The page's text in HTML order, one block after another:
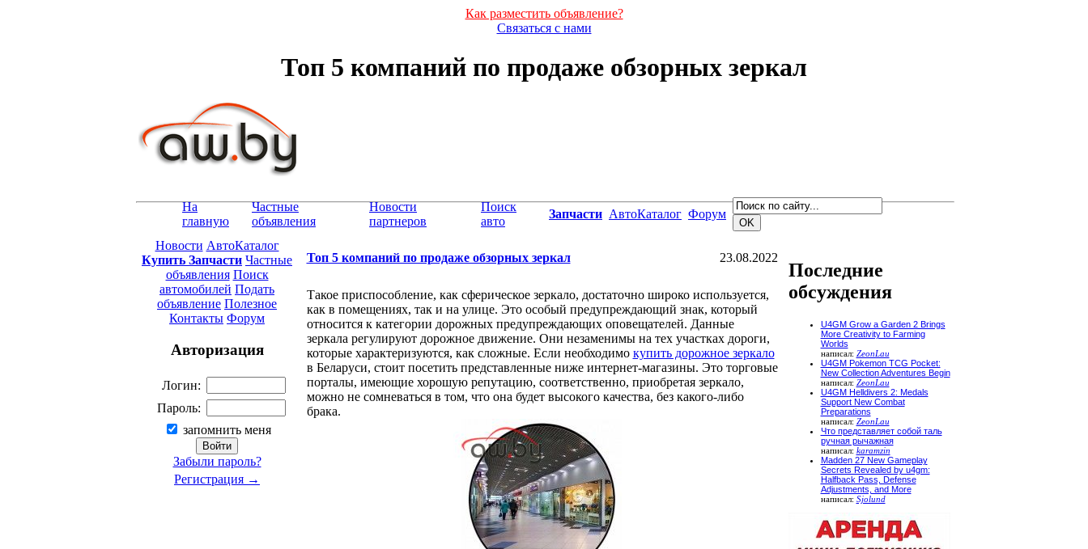
Как разместить объявление?
Связаться с нами
Топ 5 компаний по продаже обзорных зеркал
На
главную
Частные
объявления
Новости
партнеров
Поиск
авто
Запчасти АвтоКаталог Форум
Новости АвтоКаталог
Купить Запчасти Частные
объявления Поиск
автомобилей Подать
объявление Полезное
Контакты Форум
Авторизация
Логин:
Пароль:
запомнить меня
Забыли пароль?
Регистрация →
Топ 5 компаний по продаже обзорных зеркал 23.08.2022
Такое приспособление, как сферическое зеркало, достаточно широко используется,
как в помещениях, так и на улице. Это особый предупреждающий знак, который
относится к категории дорожных предупреждающих оповещателей. Данные
зеркала регулируют дорожное движение. Они незаменимы на тех участках дороги,
которые характеризуются, как сложные. Если необходимо купить дорожное зеркало
в Беларуси, стоит посетить представленные ниже интернет-магазины. Это торговые
порталы, имеющие хорошую репутацию, соответственно, приобретая зеркало,
можно не сомневаться в том, что она будет высокого качества, без какого-либо
брака.
Последние
обсуждения
U4GM Grow a Garden 2 Brings
More Creativity to Farming
Worlds
написал: ZeonLau
U4GM Pokemon TCG Pocket:
New Collection Adventures Begin
написал: ZeonLau
U4GM Helldivers 2: Medals
Support New Combat
Preparations
написал: ZeonLau
Что представляет собой таль
ручная рычажная
написал: karamzin
Madden 27 New Gameplay
Secrets Revealed by u4gm:
Halfback Pass, Defense
Adjustments, and More
написал: Sjolund